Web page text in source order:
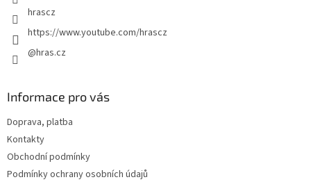
hrascz
https://www.youtube.com/hrascz
@hras.cz
Informace pro vás
Doprava, platba
Kontakty
Obchodní podmínky
Podmínky ochrany osobních údajů